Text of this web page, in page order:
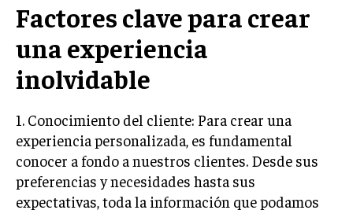
INVESTIGACIÓN DE MERCADO
ANÁLISIS DE COMPETENCIA
GESTIÓN DE CLIENTES
EMPRENDIMIENTO
INNOVACIÓN EMPRESARIAL
GESTIÓN DEL CAMBIO
LIDERAZGO
Factores clave para crear
una experiencia
inolvidable
1. Conocimiento del cliente: Para crear una
experiencia personalizada, es fundamental
conocer a fondo a nuestros clientes. Desde sus
preferencias y necesidades hasta sus
expectativas, toda la información que podamos